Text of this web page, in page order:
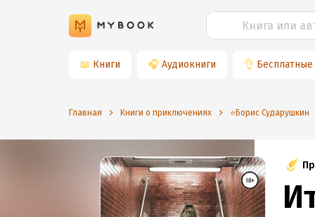
📖 Книги 🎧 Аудиокниги 👌 Бесплатные
Главная Книги о приключениях ⭐️Борис Сударушкин